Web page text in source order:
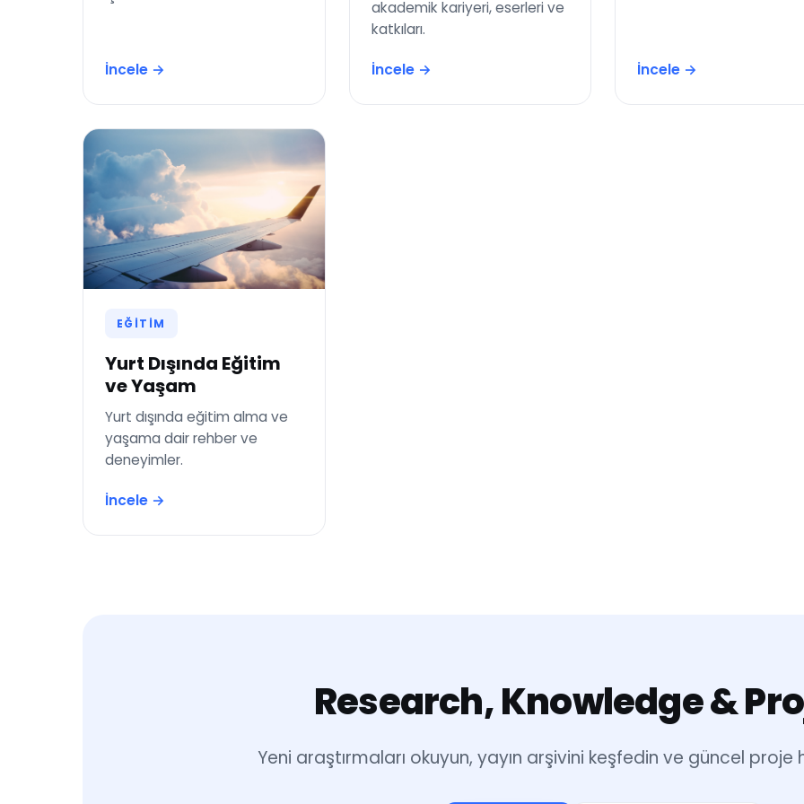
İncele →
akademik kariyeri, eserleri ve
katkıları.
İncele → İncele →
EĞITIM
Yurt Dışında Eğitim
ve Yaşam
Yurt dışında eğitim alma ve
yaşama dair rehber ve
deneyimler.
İncele →
Research, Knowledge &
Yeni araştırmaları okuyun, yayın arşivini keşfedin ve güncel proje